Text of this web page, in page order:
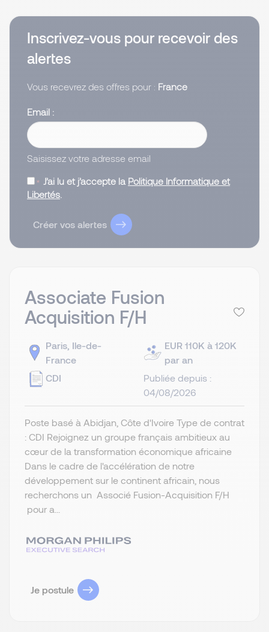
Inscrivez-vous pour recevoir des
alertes
Vous recevrez des offres pour : France
Email
Saisissez votre adresse email
J’ai lu et j’accepte la Politique Informatique et
Libertés.
Créer vos alertes
Associate Fusion
Acquisition F/H
Paris, Ile-de-
France
CDI
EUR 110K à 120K
par an
Publiée depuis :
04/08/2026
Poste basé à Abidjan, Côte d'Ivoire Type de contrat
: CDI Rejoignez un groupe français ambitieux au
cœur de la transformation économique africaine
Dans le cadre de l'accélération de notre
développement sur le continent africain, nous
recherchons un Associé Fusion-Acquisition F/H
pour a...
Je postule